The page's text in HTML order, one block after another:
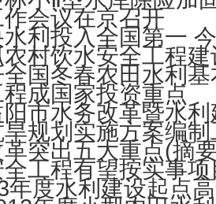
会议在京召开
利投入全国第一
村饮水安全工程建
国冬春农田水利
成国家投资重点
市水务改革暨水
规划实施方案编制
突出五大重点(摘
工程有望按实事
年度水利建设起点